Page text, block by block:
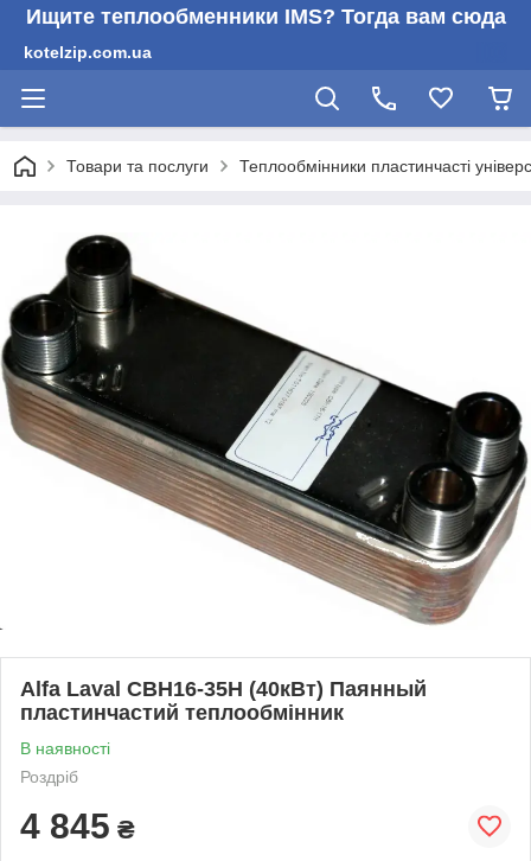
Ищите теплообменники IMS? Тогда вам сюда
kotelzip.com.ua
Товари та послуги Теплообмінники пластинчасті
Alfa Laval СВН16-35H (40кВт) Паянный
пластинчастий теплообмінник
В наявності
Роздріб
4 845 ₴